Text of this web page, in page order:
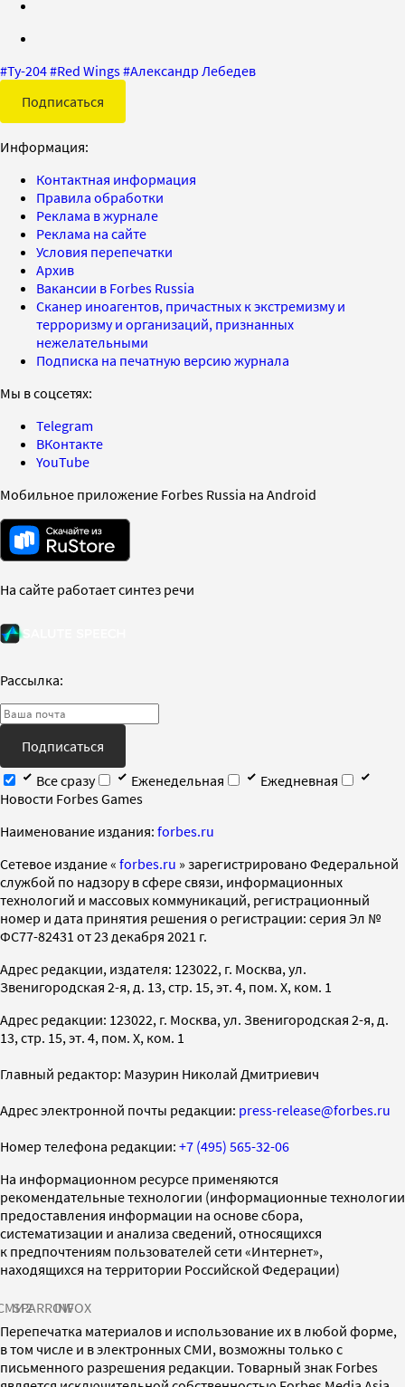
#Ту-204#Red Wings#Александр Лебедев
Подписаться
Информация:
Контактная информация
Правила обработки
Реклама в журнале
Реклама на сайте
Условия перепечатки
Архив
Вакансии в Forbes Russia
Сканер иноагентов, причастных к экстремизму и
терроризму и организаций, признанных
нежелательными
Подписка на печатную версию журнала
Мы в соцсетях:
Telegram
ВКонтакте
YouTube
Мобильное приложение Forbes Russia на Android
На сайте работает синтез речи
Рассылка:
Подписаться
Все сразу
Еженедельная
Ежедневная
Новости Forbes Games
Наименование издания: forbes.ru
Cетевое издание « forbes.ru » зарегистрировано Федеральной
службой по надзору в сфере связи, информационных
технологий и массовых коммуникаций, регистрационный
номер и дата принятия решения о регистрации: серия Эл №
ФС77-82431 от 23 декабря 2021 г.
Адрес редакции, издателя: 123022, г. Москва, ул.
Звенигородская 2-я, д. 13, стр. 15, эт. 4, пом. X, ком. 1
Адрес редакции: 123022, г. Москва, ул. Звенигородская 2-я, д.
13, стр. 15, эт. 4, пом. X, ком. 1
Главный редактор: Мазурин Николай Дмитриевич
Адрес электронной почты редакции: press-release@forbes.ru
Номер телефона редакции: +7 (495) 565-32-06
На информационном ресурсе применяются
рекомендательные технологии (информационные технологии
предоставления информации на основе сбора,
систематизации и анализа сведений, относящихся
к предпочтениям пользователей сети «Интернет»,
находящихся на территории Российской Федерации)
SPARROWINFOX
Перепечатка материалов и использование их в любой форме,
в том числе и в электронных СМИ, возможны только с
письменного разрешения редакции. Товарный знак Forbes